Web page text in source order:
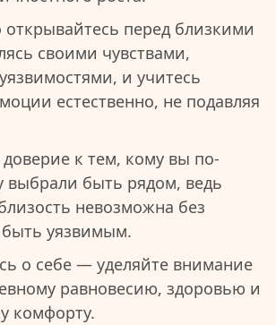
открывайтесь перед близкими
своими чувствами,
и учитесь
естественно, не подавляя
доверие к тем, кому вы по-
выбрали быть рядом, ведь
невозможна без
быть уязвимым.
о себе — уделяйте внимание
равновесию, здоровью и
комфорту.